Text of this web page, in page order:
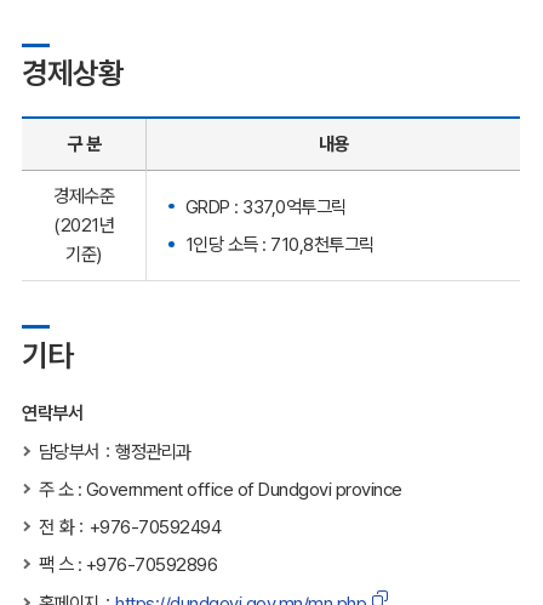
경제상황
구 분 내용
경제수준
(2021년
기준)
GRDP : 337,0억투그릭
1인당 소득 : 710,8천투그릭
기타
연락부서
담당부서：행정관리과
주 소 : Government office of Dundgovi province
전 화：+976-70592494
팩 스 : +976-70592896